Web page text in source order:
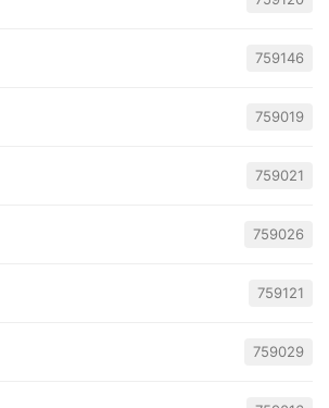
759146
759019
759021
759026
759121
759029